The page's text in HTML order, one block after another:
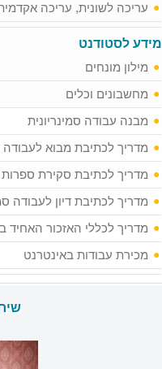
עריכה לשונית, עריכה
מידע לסטודנט
מילון מונחים
מחשבונים וכלים
מבנה עבודה סמינריונית
מדריך לכתיבת מבוא לעבודה
מדריך לכתיבת סקירת
מדריך לכתיבת דיון לעבודה
מדריך לכללי האזכור האחיד
מכירת עבודות באינטרנט